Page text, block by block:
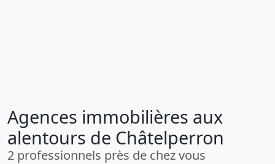
Agences immobilières aux
alentours de Châtelperron
2 professionnels près de chez vous